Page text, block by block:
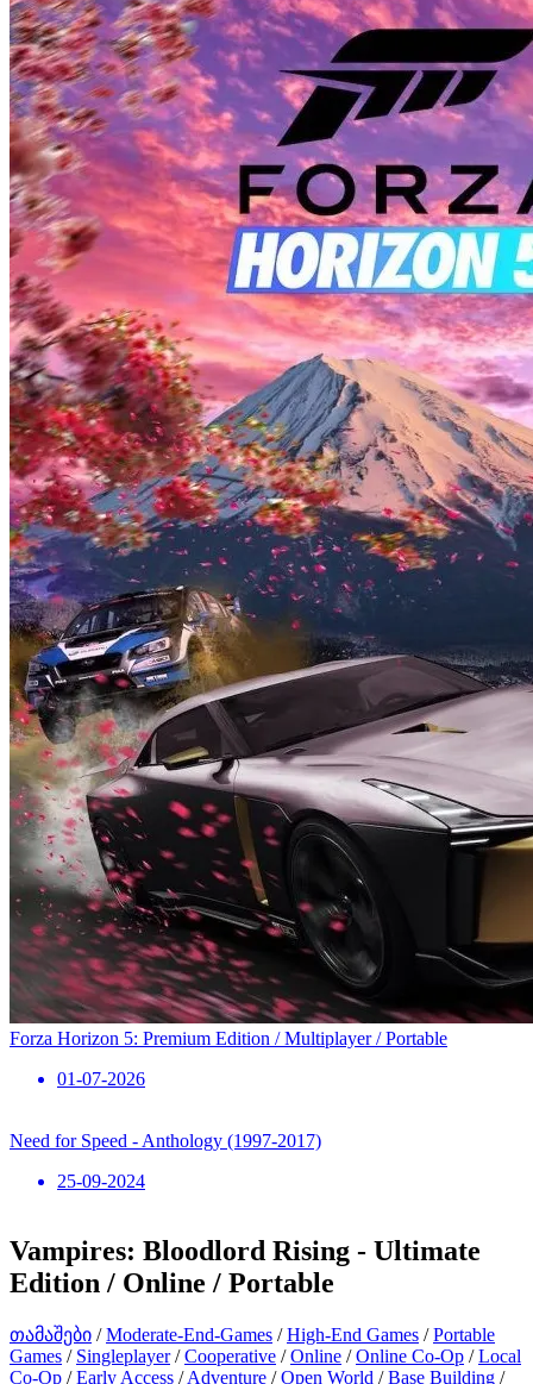
Forza Horizon 5: Premium Edition / Multiplayer / Portable
01-07-2026
Need for Speed ​​- Anthology (1997-2017)
25-09-2024
Vampires: Bloodlord Rising - Ultimate
Edition / Online / Portable
თამაშები /Moderate-End-Games /High-End Games /Portable
Games / Singleplayer/Cooperative /Online /Online Co-Op /Local
Co-Op /Early Access /Adventure /Open World /Base Building /